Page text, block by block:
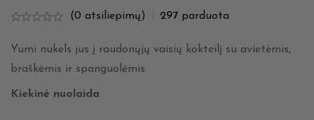
(0 atsiliepimų) 297 parduota
Yumi nukels jus į raudonųjų vaisių kokteilį su avietėmis,
braškėmis ir spanguolėmis.
Kiekinė nuolaida